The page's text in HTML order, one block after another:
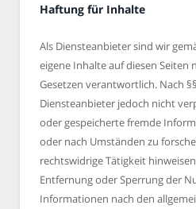
Haftung für Inhalte
Als Diensteanbieter sind wir
eigene Inhalte auf diesen Seiten
Gesetzen verantwortlich. Nach
Diensteanbieter jedoch nicht
oder gespeicherte fremde
oder nach Umständen zu
rechtswidrige Tätigkeit
Entfernung oder Sperrung der
Informationen nach den